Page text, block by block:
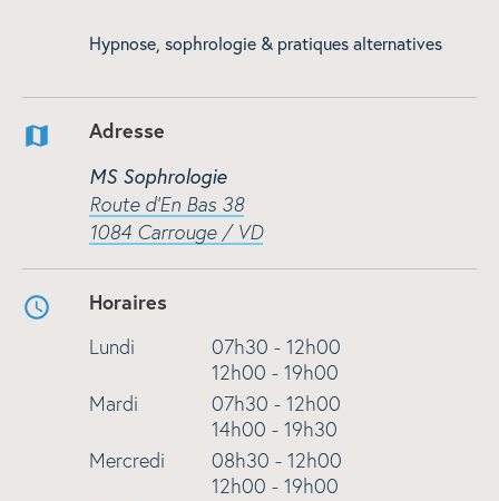
Hypnose, sophrologie & pratiques alternatives
Adresse
MS Sophrologie
Route d'En Bas 38
1084 Carrouge / VD
Horaires
Lundi
07h30 - 12h00
12h00 - 19h00
Mardi
07h30 - 12h00
14h00 - 19h30
Mercredi
08h30 - 12h00
12h00 - 19h00